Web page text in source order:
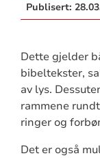
Publisert:
Dette gjelder
bibeltekster,
av lys.
rammene
ringer og
Det er også